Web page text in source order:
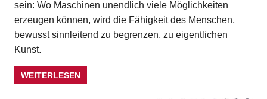
sein: Wo Maschinen unendlich viele Möglichkeiten
erzeugen können, wird die Fähigkeit des Menschen,
bewusst sinnleitend zu begrenzen, zu eigentlichen
Kunst.
WEITERLESEN